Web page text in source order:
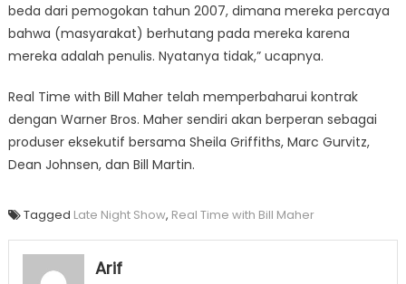
beda dari pemogokan tahun 2007, dimana mereka percaya
bahwa (masyarakat) berhutang pada mereka karena
mereka adalah penulis. Nyatanya tidak,” ucapnya.
Real Time with Bill Maher telah memperbaharui kontrak
dengan Warner Bros. Maher sendiri akan berperan sebagai
produser eksekutif bersama Sheila Griffiths, Marc Gurvitz,
Dean Johnsen, dan Bill Martin.
Tagged Late Night Show, Real Time with Bill Maher
Arif